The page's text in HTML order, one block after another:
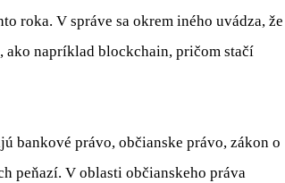
roka. V správe sa okrem iného uvádza, že
ako napríklad blockchain, pričom stačí
bankové právo, občianske právo, zákon o
peňazí. V oblasti občianskeho práva